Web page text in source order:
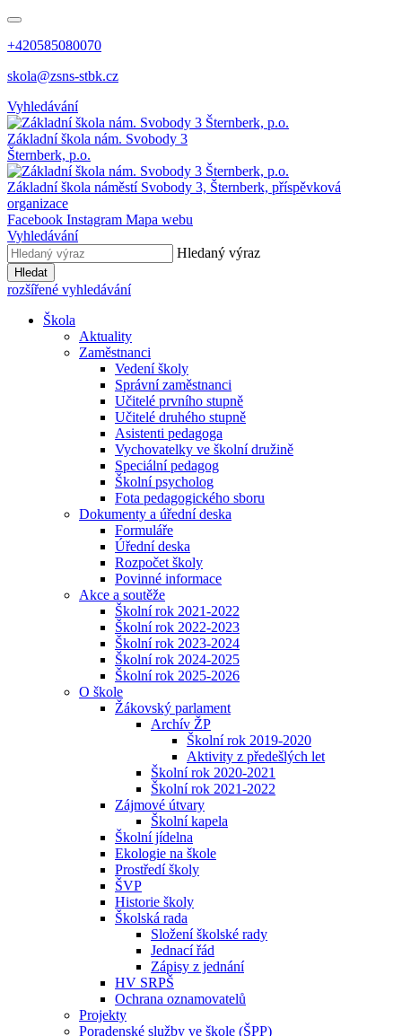
+420585080070
skola@zsns-stbk.cz
Vyhledávání
Základní škola nám. Svobody 3
Šternberk, p.o.
Základní škola náměstí Svobody 3, Šternberk, příspěvková
organizace
Facebook Instagram Mapa webu
Vyhledávání
Hledaný výraz
Hledat
rozšířené vyhledávání
Škola
Aktuality
Zaměstnanci
Vedení školy
Správní zaměstnanci
Učitelé prvního stupně
Učitelé druhého stupně
Asistenti pedagoga
Vychovatelky ve školní družině
Speciální pedagog
Školní psycholog
Fota pedagogického sboru
Dokumenty a úřední deska
Formuláře
Úřední deska
Rozpočet školy
Povinné informace
Akce a soutěže
Školní rok 2021-2022
Školní rok 2022-2023
Školní rok 2023-2024
Školní rok 2024-2025
Školní rok 2025-2026
O škole
Žákovský parlament
Archív ŽP
Školní rok 2019-2020
Aktivity z předešlých let
Školní rok 2020-2021
Školní rok 2021-2022
Zájmové útvary
Školní kapela
Školní jídelna
Ekologie na škole
Prostředí školy
ŠVP
Historie školy
Školská rada
Složení školské rady
Jednací řád
Zápisy z jednání
HV SRPŠ
Ochrana oznamovatelů
Projekty
Poradenské služby ve škole (ŠPP)